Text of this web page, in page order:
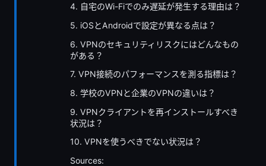
4. 自宅のWi-Fiでのみ遅延が発生する理由は？
5. iOSとAndroidで設定が異なる点は？
6. VPNのセキュリティリスクにはどんなもの
がある？
7. VPN接続のパフォーマンスを測る指標は？
8. 学校のVPNと企業のVPNの違いは？
9. VPNクライアントを再インストールすべき
状況は？
10. VPNを使うべきでない状況は？
Sources: